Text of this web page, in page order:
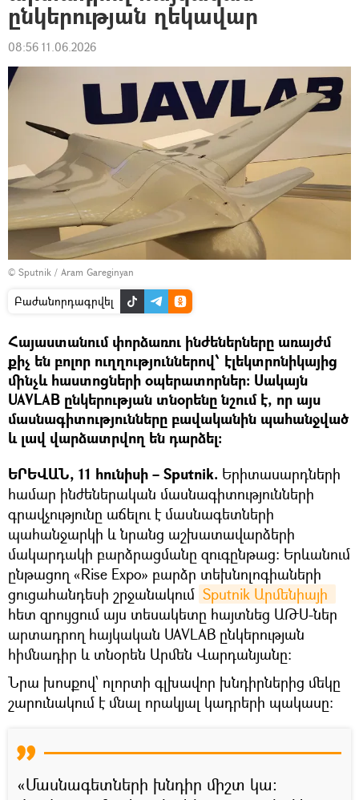
ընկերության ղեկավար
08:56 11.06.2026
© Sputnik / Aram Gareginyan
Բաժանորդագրվել
Հայաստանում փորձառու ինժեներները առայժմ
քիչ են բոլոր ուղղություններով՝ էլեկտրոնիկայից
մինչև հաստոցների օպերատորներ։ Սակայն
UAVLAB ընկերության տնօրենը նշում է, որ այս
մասնագիտությունները բավականին պահանջված
և լավ վարձատրվող են դարձել:
ԵՐԵՎԱՆ, 11 հունիսի – Sputnik. Երիտասարդների
համար ինժեներական մասնագիտությունների
գրավչությունը աճելու է մասնագետների
պահանջարկի և նրանց աշխատավարձերի
մակարդակի բարձրացմանը զուգընթաց։ Երևանում
ընթացող «Rise Expo» բարձր տեխնոլոգիաների
ցուցահանդեսի շրջանակում
հետ զրույցում այս տեսակետը հայտնեց ԱԹՍ-ներ
արտադրող հայկական UAVLAB ընկերության
հիմնադիր և տնօրեն Արմեն Վարդանյանը։
Նրա խոսքով՝ ոլորտի գլխավոր խնդիրներից մեկը
շարունակում է մնալ որակյալ կադրերի պակասը։
«Մասնագետների խնդիր միշտ կա։